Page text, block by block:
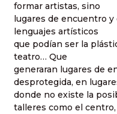
formar artistas, sino
lugares de encuentro
lenguajes artísticos
que podían ser la
teatro… Que
generaran lugares de
desprotegida, en
donde no existe la
talleres como el centro,